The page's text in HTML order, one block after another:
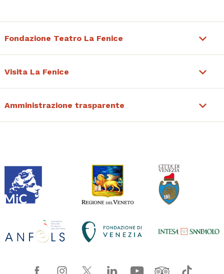
Fondazione Teatro La Fenice
Visita La Fenice
Amministrazione trasparente